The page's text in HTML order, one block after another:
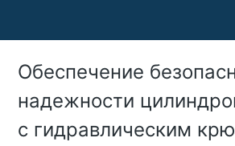
Обеспечение
надежности
с гидравлическим